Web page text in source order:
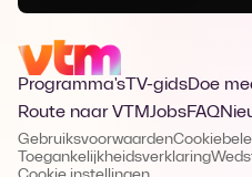
Programma's TV-gidsDoe
Route naar VTMJobsFAQ
Gebruiksvoorwaarden
Toegankelijkheidsverklaring